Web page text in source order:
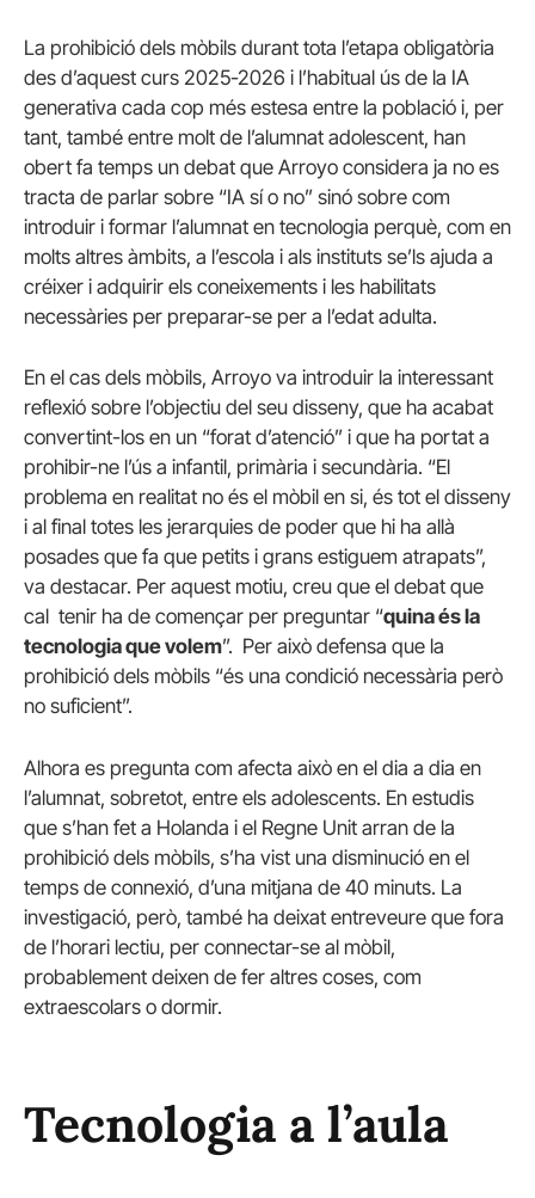
La prohibició dels mòbils durant tota l’etapa obligatòria
des d’aquest curs 2025-2026 i l’habitual ús de la IA
generativa cada cop més estesa entre la població i, per
tant, també entre molt de l’alumnat adolescent, han
obert fa temps un debat que Arroyo considera ja no es
tracta de parlar sobre “IA sí o no” sinó sobre com
introduir i formar l’alumnat en tecnologia perquè, com en
molts altres àmbits, a l’escola i als instituts se’ls ajuda a
créixer i adquirir els coneixements i les habilitats
necessàries per preparar-se per a l’edat adulta.
En el cas dels mòbils, Arroyo va introduir la interessant
reflexió sobre l’objectiu del seu disseny, que ha acabat
convertint-los en un “forat d’atenció” i que ha portat a
prohibir-ne l’ús a infantil, primària i secundària. “El
problema en realitat no és el mòbil en si, és tot el disseny
i al final totes les jerarquies de poder que hi ha allà
posades que fa que petits i grans estiguem atrapats”,
va destacar. Per aquest motiu, creu que el debat que
cal tenir ha de començar per preguntar “quina és la
tecnologia que volem”. Per això defensa que la
prohibició dels mòbils “és una condició necessària però
no suficient”.
Alhora es pregunta com afecta això en el dia a dia en
l’alumnat, sobretot, entre els adolescents. En estudis
que s’han fet a Holanda i el Regne Unit arran de la
prohibició dels mòbils, s’ha vist una disminució en el
temps de connexió, d’una mitjana de 40 minuts. La
investigació, però, també ha deixat entreveure que fora
de l’horari lectiu, per connectar-se al mòbil,
probablement deixen de fer altres coses, com
extraescolars o dormir.
Tecnologia a l’aula